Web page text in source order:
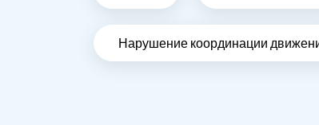
Нарушение координации